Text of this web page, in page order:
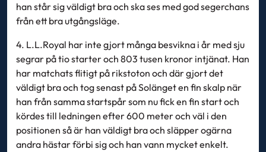
han står sig väldigt bra och ska ses med god segerchans
från ett bra utgångsläge.
4. L.L.Royal har inte gjort många besvikna i år med sju
segrar på tio starter och 803 tusen kronor intjänat. Han
har matchats flitigt på rikstoton och där gjort det
väldigt bra och tog senast på Solänget en fin skalp när
han från samma startspår som nu fick en fin start och
kördes till ledningen efter 600 meter och väl i den
positionen så är han väldigt bra och släpper ogärna
andra hästar förbi sig och han vann mycket enkelt.